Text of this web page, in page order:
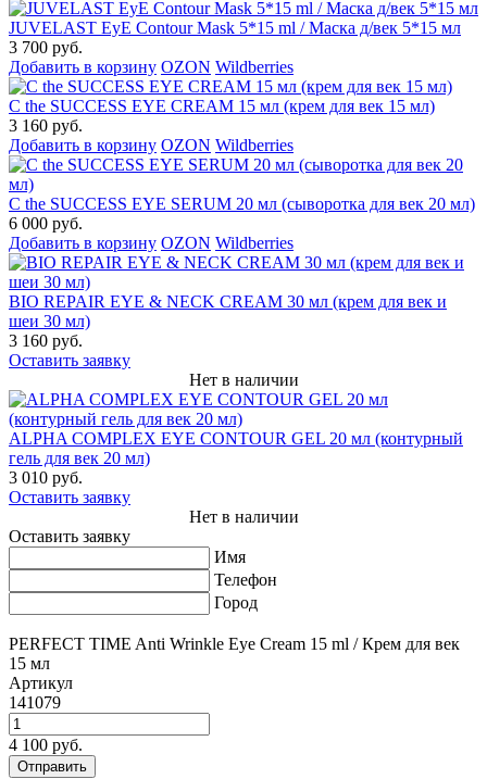
JUVELAST EyE Contour Mask 5*15 ml / Маска д/век 5*15 мл
3 700 руб.
Добавить в корзину OZON Wildberries
C the SUCCESS EYE CREAM 15 мл (крем для век 15 мл)
3 160 руб.
Добавить в корзину OZON Wildberries
C the SUCCESS EYE SERUM 20 мл (сыворотка для век 20 мл)
6 000 руб.
Добавить в корзину OZON Wildberries
BIO REPAIR EYE & NECK CREAM 30 мл (крем для век и
шеи 30 мл)
3 160 руб.
Оставить заявку
Нет в наличии
ALPHA COMPLEX EYE CONTOUR GEL 20 мл (контурный
гель для век 20 мл)
3 010 руб.
Оставить заявку
Нет в наличии
Оставить заявку
Имя
Телефон
Город
PERFECT TIME Anti Wrinkle Eye Cream 15 ml / Крем для век
15 мл
Артикул
141079
4 100 руб.